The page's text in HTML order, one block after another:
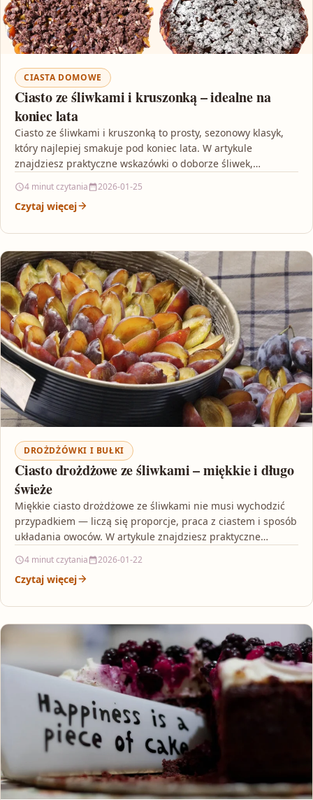
CIASTA DOMOWE
Ciasto ze śliwkami i kruszonką – idealne na
koniec lata
Ciasto ze śliwkami i kruszonką to prosty, sezonowy klasyk,
który najlepiej smakuje pod koniec lata. W artykule
znajdziesz praktyczne wskazówki o doborze śliwek,
4 minut czytania 2026-01-25
Czytaj więcej
DROŻDŻÓWKI I BUŁKI
Ciasto drożdżowe ze śliwkami – miękkie i długo
świeże
Miękkie ciasto drożdżowe ze śliwkami nie musi wychodzić
przypadkiem — liczą się proporcje, praca z ciastem i sposób
układania owoców. W artykule znajdziesz praktyczne…
4 minut czytania 2026-01-22
Czytaj więcej